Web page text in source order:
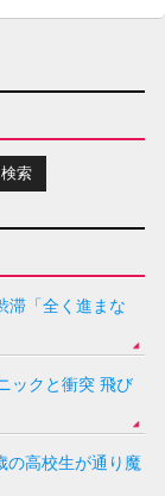
滞「全く進まな
ックと衝突 飛び
の高校生が通り魔